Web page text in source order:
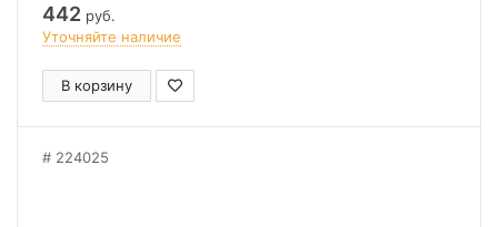
442 руб.
Уточняйте наличие
В корзину
224025